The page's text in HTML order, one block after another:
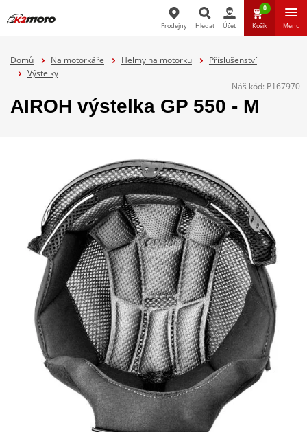
Hledat
Prodejny Hledat Účet
0
Košík Menu
Domů Na motorkáře Helmy na motorku
Příslušenství
Výstelky
Náš kód: P167970
AIROH výstelka GP 550 - M